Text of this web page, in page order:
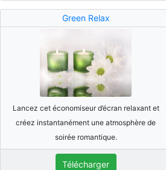
Green Relax
Lancez cet économiseur d’écran relaxant et
créez instantanément une atmosphère de
soirée romantique.
Télécharger